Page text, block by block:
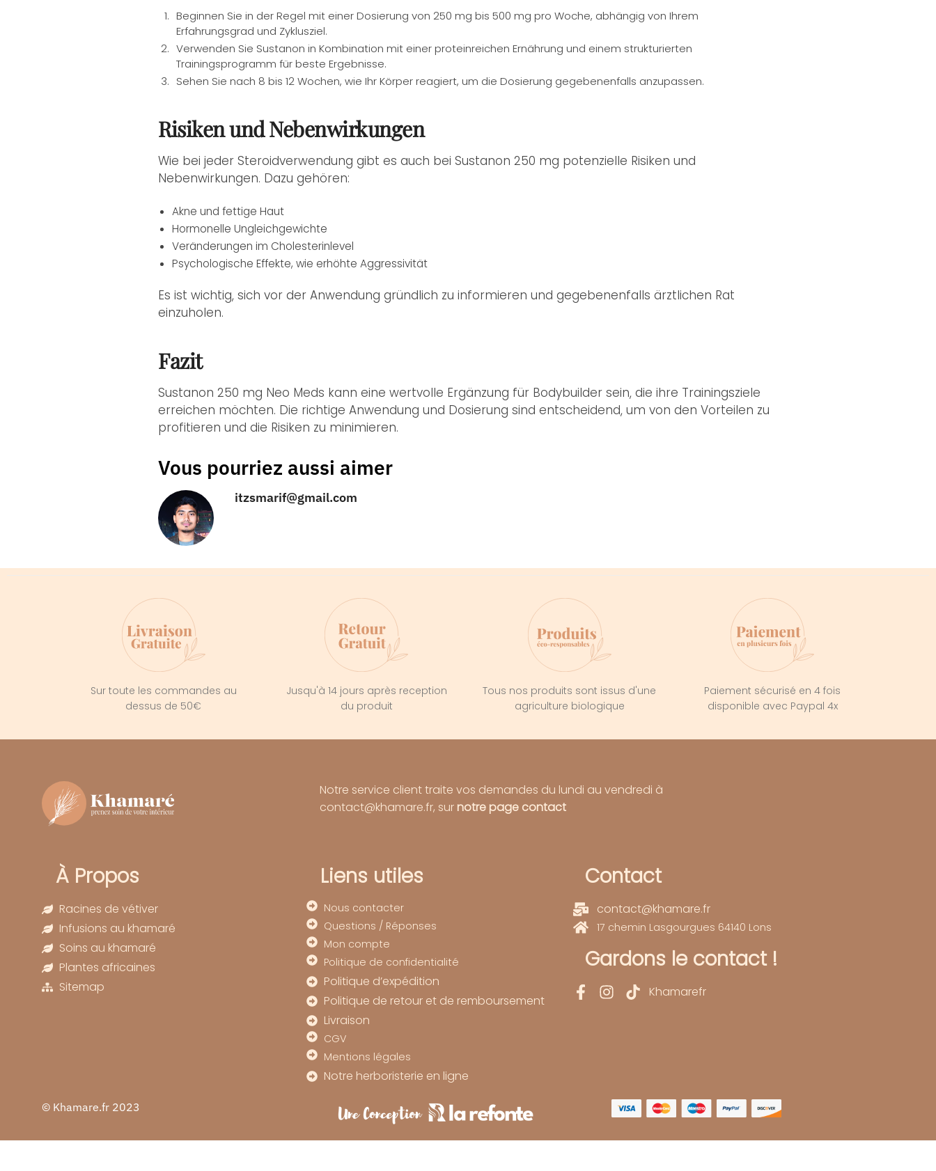
Beginnen Sie in der Regel mit einer Dosierung von 250 mg bis 500 mg pro Woche, abhängig von Ihrem
Erfahrungsgrad und Zyklusziel.
Verwenden Sie Sustanon in Kombination mit einer proteinreichen Ernährung und einem strukturierten
Trainingsprogramm für beste Ergebnisse.
Sehen Sie nach 8 bis 12 Wochen, wie Ihr Körper reagiert, um die Dosierung gegebenenfalls anzupassen.
Risiken und Nebenwirkungen
Wie bei jeder Steroidverwendung gibt es auch bei Sustanon 250 mg potenzielle Risiken und
Nebenwirkungen. Dazu gehören:
Akne und fettige Haut
Hormonelle Ungleichgewichte
Veränderungen im Cholesterinlevel
Psychologische Effekte, wie erhöhte Aggressivität
Es ist wichtig, sich vor der Anwendung gründlich zu informieren und gegebenenfalls ärztlichen Rat
einzuholen.
Fazit
Sustanon 250 mg Neo Meds kann eine wertvolle Ergänzung für Bodybuilder sein, die ihre Trainingsziele
erreichen möchten. Die richtige Anwendung und Dosierung sind entscheidend, um von den Vorteilen zu
profitieren und die Risiken zu minimieren.
Vous pourriez aussi aimer
itzsmarif@gmail.com
Sur toute les commandes au
dessus de 50€
Jusqu'à 14 jours après reception
du produit
Tous nos produits sont issus d'une
agriculture biologique
Paiement sécurisé en 4 fois
disponible avec Paypal 4x
Notre service client traite vos demandes du lundi au vendredi à
contact@khamare.fr, sur notre page contact
À Propos
Racines de vétiver
Infusions au khamaré
Soins au khamaré
Plantes africaines
Sitemap
Liens utiles
Nous contacter
Questions / Réponses
Mon compte
Politique de confidentialité
Politique d’expédition
Politique de retour et de remboursement
Livraison
CGV
Mentions légales
Notre herboristerie en ligne
Contact
contact@khamare.fr
17 chemin Lasgourgues 64140 Lons
Gardons le contact !
Khamarefr
© Khamare.fr 2023